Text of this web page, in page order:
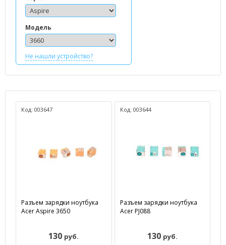
Модель
Не нашли устройство?
Код: 003647
Разъем зарядки ноутбука
Acer Aspire 3650
130 руб.
Код: 003644
Разъем зарядки ноутбука
Acer PJ088
130 руб.